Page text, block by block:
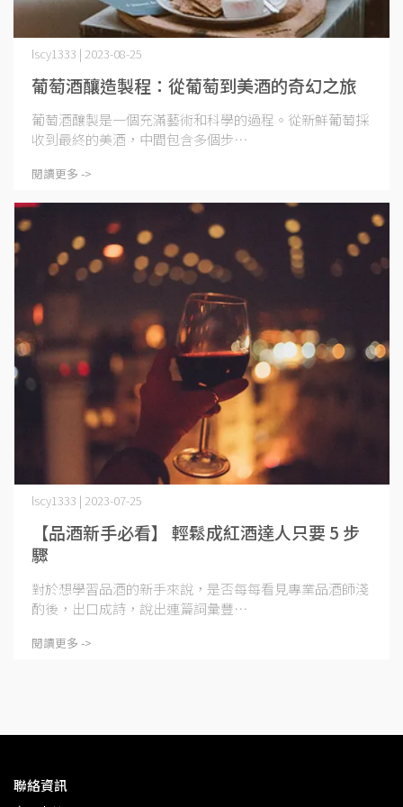
葡萄酒釀造製程：從葡萄到美酒的奇幻之旅
lscy1333 | 2023-08-25
葡萄酒釀製是一個充滿藝術和科學的過程。從新鮮葡萄採
收到最終的美酒，中間包含多個步⋯
閱讀更多 ->
【品酒新手必看】 輕鬆成紅酒達人只要 5 步
驟
lscy1333 | 2023-07-25
對於想學習品酒的新手來說，是否每每看見專業品酒師淺
酌後，出口成詩，說出連篇詞彙豐⋯
閱讀更多 ->
聯絡資訊